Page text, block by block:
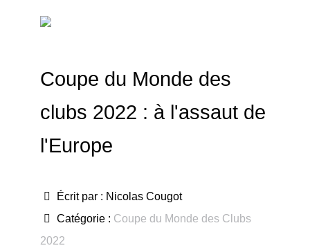
Coupe du Monde des
clubs 2022 : à l'assaut de
l'Europe
Écrit par : Nicolas Cougot
Catégorie : Coupe du Monde des Clubs
2022